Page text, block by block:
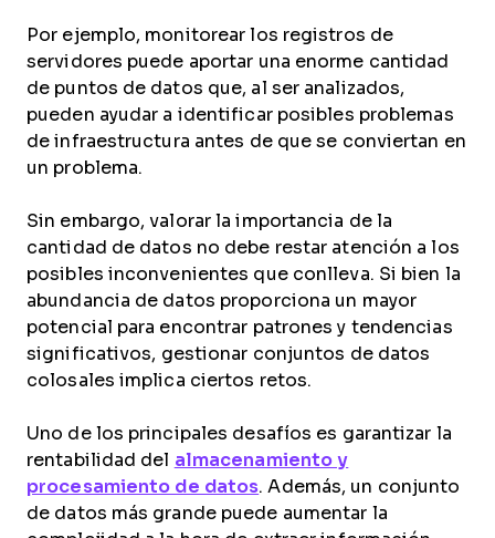
Por ejemplo, monitorear los registros de
servidores puede aportar una enorme cantidad
de puntos de datos que, al ser analizados,
pueden ayudar a identificar posibles problemas
de infraestructura antes de que se conviertan en
un problema.
Sin embargo, valorar la importancia de la
cantidad de datos no debe restar atención a los
posibles inconvenientes que conlleva. Si bien la
abundancia de datos proporciona un mayor
potencial para encontrar patrones y tendencias
significativos, gestionar conjuntos de datos
colosales implica ciertos retos.
Uno de los principales desafíos es garantizar la
rentabilidad del almacenamiento y
procesamiento de datos. Además, un conjunto
de datos más grande puede aumentar la